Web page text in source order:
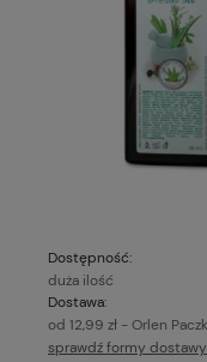
Dostępność:
duża ilość
Dostawa:
od 12,99 zł - Orlen
Cena nie zawiera
sprawdź formy dostawy